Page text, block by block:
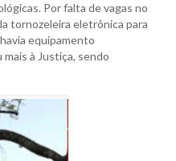
Por falta de vagas no
tornozeleira eletrônica para
equipamento
à Justiça, sendo